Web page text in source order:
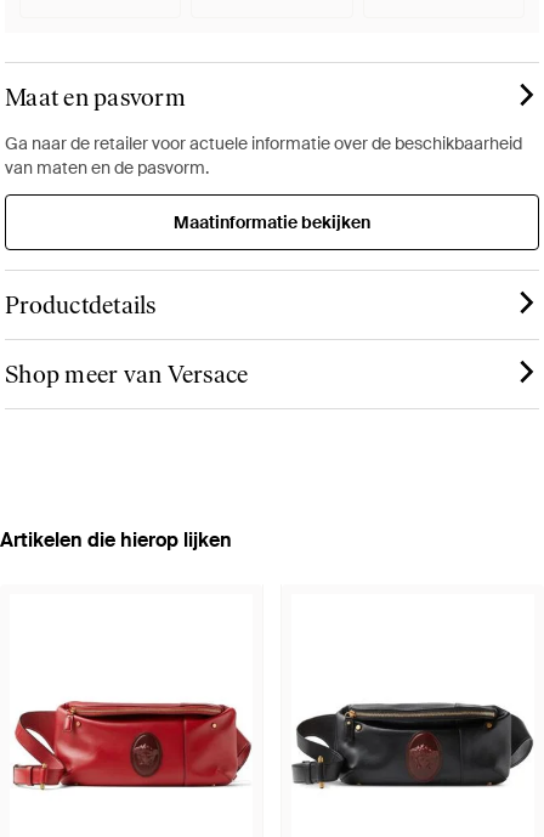
Maat en pasvorm
Ga naar de retailer voor actuele informatie over de beschikbaarheid
van maten en de pasvorm.
Maatinformatie bekijken
Productdetails
Shop meer van Versace
Artikelen die hierop lijken